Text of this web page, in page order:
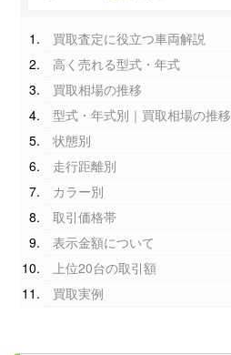
買取査定に役立つ車両解説
高く売れる型式・年式
買取相場の推移
型式・年式別｜買取相場の推移
状態別
走行距離別
カラー別
取引価格帯
表示金額について
上位20台の取引額
買取実例